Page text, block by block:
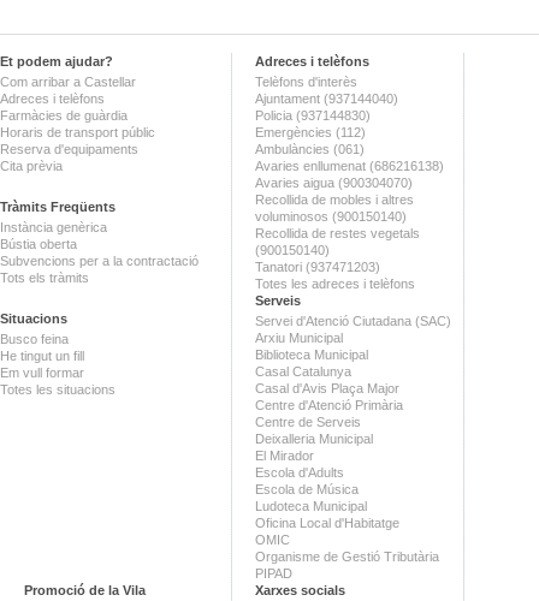
Et podem ajudar?
Com arribar a Castellar
Adreces i telèfons
Farmàcies de guàrdia
Horaris de transport públic
Reserva d'equipaments
Cita prèvia
Tràmits Freqüents
Instància genèrica
Bústia oberta
Subvencions per a la contractació
Tots els tràmits
Situacions
Busco feina
He tingut un fill
Em vull formar
Totes les situacions
Adreces i telèfons
Telèfons d'interès
Ajuntament (937144040)
Policia (937144830)
Emergències (112)
Ambulàncies (061)
Avaries enllumenat (686216138)
Avaries aigua (900304070)
Recollida de mobles i altres
voluminosos (900150140)
Recollida de restes vegetals
(900150140)
Tanatori (937471203)
Totes les adreces i telèfons
Serveis
Servei d'Atenció Ciutadana (SAC)
Arxiu Municipal
Biblioteca Municipal
Casal Catalunya
Casal d'Avis Plaça Major
Centre d'Atenció Primària
Centre de Serveis
Deixalleria Municipal
El Mirador
Escola d'Adults
Escola de Música
Ludoteca Municipal
Oficina Local d'Habitatge
OMIC
Organisme de Gestió Tributària
PIPAD
Promoció de la Vila
Xarxes socials